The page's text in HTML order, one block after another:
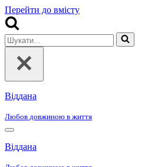
Перейти до вмісту
Шукати...
Віддана
Любов довжиною в життя
Меню
навігації
Віддана